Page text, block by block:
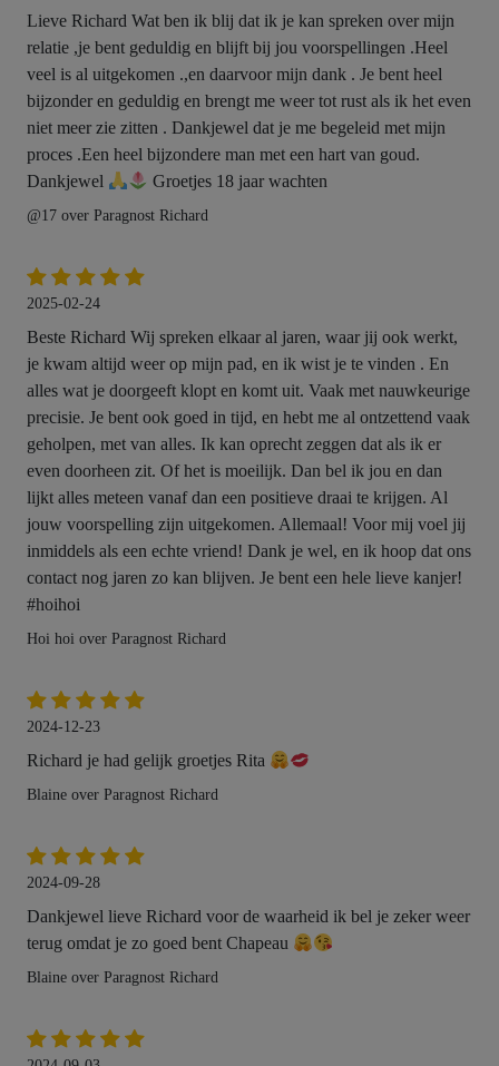
Lieve Richard Wat ben ik blij dat ik je kan spreken over mijn
relatie ,je bent geduldig en blijft bij jou voorspellingen .Heel
veel is al uitgekomen .,en daarvoor mijn dank . Je bent heel
bijzonder en geduldig en brengt me weer tot rust als ik het even
niet meer zie zitten . Dankjewel dat je me begeleid met mijn
proces .Een heel bijzondere man met een hart van goud.
Dankjewel
Groetjes 18 jaar wachten
@17 over Paragnost Richard
2025-02-24
Beste Richard Wij spreken elkaar al jaren, waar jij ook werkt,
je kwam altijd weer op mijn pad, en ik wist je te vinden . En
alles wat je doorgeeft klopt en komt uit. Vaak met nauwkeurige
precisie. Je bent ook goed in tijd, en hebt me al ontzettend vaak
geholpen, met van alles. Ik kan oprecht zeggen dat als ik er
even doorheen zit. Of het is moeilijk. Dan bel ik jou en dan
lijkt alles meteen vanaf dan een positieve draai te krijgen. Al
jouw voorspelling zijn uitgekomen. Allemaal! Voor mij voel jij
inmiddels als een echte vriend! Dank je wel, en ik hoop dat ons
contact nog jaren zo kan blijven. Je bent een hele lieve kanjer!
#hoihoi
Hoi hoi over Paragnost Richard
2024-12-23
Richard je had gelijk groetjes Rita
Blaine over Paragnost Richard
2024-09-28
Dankjewel lieve Richard voor de waarheid ik bel je zeker weer
terug omdat je zo goed bent Chapeau
Blaine over Paragnost Richard